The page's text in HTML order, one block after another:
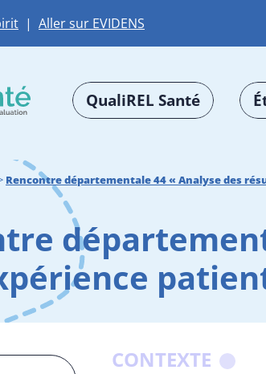
| Aller sur EVIDENS
QualiREL Santé
Rencontre départementale 44 « Analyse des
CONTEXTE